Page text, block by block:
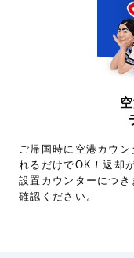
ご帰国時に空港カウ
れるだけでOK！返却
設置カウンターにつ
確認ください。